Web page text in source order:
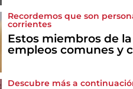
Recordemos que son
corrientes
Estos miembros de
empleos comunes y
Descubre más a